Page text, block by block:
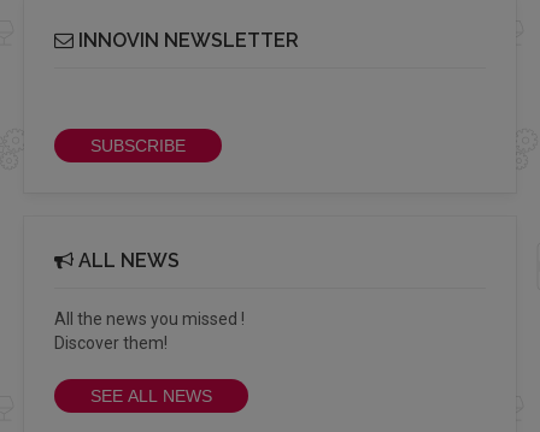
INNOVIN NEWSLETTER
SUBSCRIBE
ALL NEWS
All the news you missed !
Discover them!
SEE ALL NEWS